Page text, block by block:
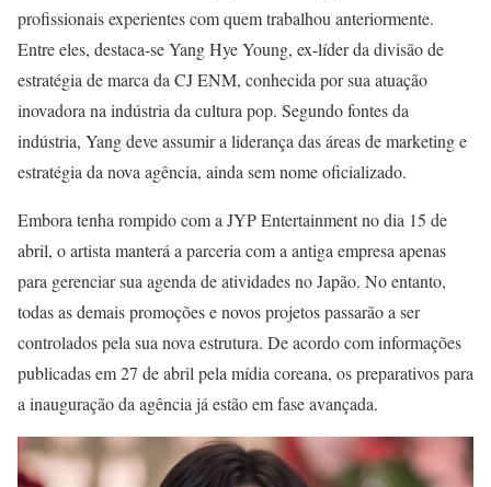
profissionais experientes com quem trabalhou anteriormente.
Entre eles, destaca-se Yang Hye Young, ex-líder da divisão de
estratégia de marca da CJ ENM, conhecida por sua atuação
inovadora na indústria da cultura pop. Segundo fontes da
indústria, Yang deve assumir a liderança das áreas de marketing e
estratégia da nova agência, ainda sem nome oficializado.
Embora tenha rompido com a JYP Entertainment no dia 15 de
abril, o artista manterá a parceria com a antiga empresa apenas
para gerenciar sua agenda de atividades no Japão. No entanto,
todas as demais promoções e novos projetos passarão a ser
controlados pela sua nova estrutura. De acordo com informações
publicadas em 27 de abril pela mídia coreana, os preparativos para
a inauguração da agência já estão em fase avançada.